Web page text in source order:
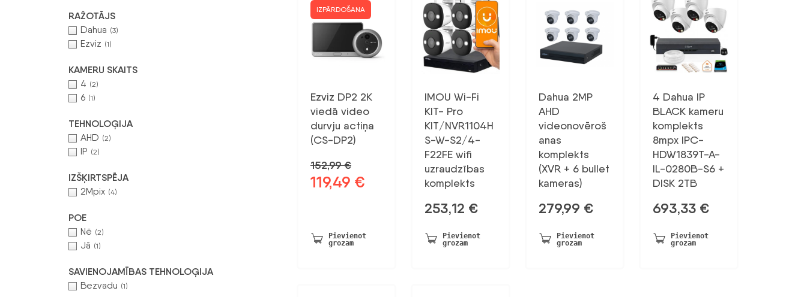
RAŽOTĀJS
Dahua (3)
Ezviz (1)
KAMERU SKAITS
4 (2)
6 (1)
TEHNOLOĢIJA
AHD (2)
IP (2)
IZŠĶIRTSPĒJA
2Mpix (4)
POE
Nē (2)
Jā (1)
SAVIENOJAMĪBAS TEHNOLOĢIJA
Bezvadu (1)
IZPĀRDOŠANA
Ezviz DP2 2K
viedā video
durvju actiņa
(CS-DP2)
152,99€
Sākotnējā
119,49 €
Pievienot
grozam
IMOU Wi-Fi
KIT- Pro
KIT/NVR1104H
S-W-S2/4-
F22FE wifi
uzraudzības
komplekts
253,12 €
Pievienot
grozam
Dahua 2MP
AHD
videonovēroš
anas
komplekts
(XVR + 6 bullet
kameras)
279,99 €
Pievienot
grozam
4 Dahua IP
BLACK kameru
komplekts
8mpx IPC-
HDW1839T-A-
IL-0280B-S6 +
DISK 2TB
693,33 €
Pievienot
grozam